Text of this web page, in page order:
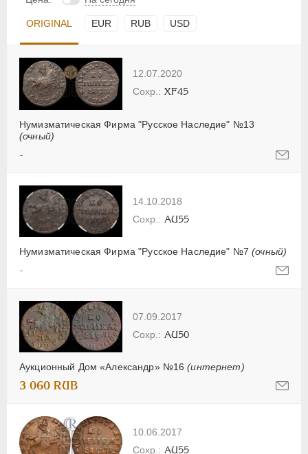
ORIGINAL EUR RUB USD
12.07.2020
Нумизматическая Фирма "Русское Наследие" №13
(очный)
XF45
-
14.10.2018
Нумизматическая Фирма "Русское Наследие" №7(очный)
AU55
-
07.09.2017
Аукционный Дом «Александр» №16(интернет)
AU50
3 060 RUB
10.06.2017
AU55